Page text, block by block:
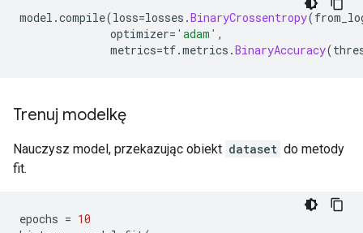
model .compile(loss=losses .BinaryCrossentropy(
optimizer= 'adam' ,
metrics=tf.metrics .BinaryAccuracy(
Trenuj modelkę
Nauczysz model, przekazując obiekt dataset do metody
fit.
epochs = 10